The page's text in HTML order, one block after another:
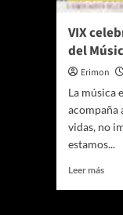
VIX
del
Erimon
La música
acompaña
vidas, no
estamos...
Leer másLeer